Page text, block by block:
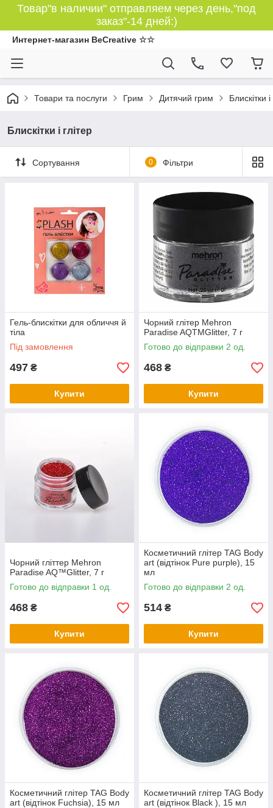
Товар"в наличии" отправляем через день,"под
заказ"-14 дней:)
Интернет-магазин BeCreative ☆☆
Товари та послуги Грим Дитячий грим Блискітки і
Блискітки і глітер
Сортування 0 Фільтри
Гель-блискітки для обличчя й
тіла
Під замовлення
497 ₴
Купити
Чорний глітер Mehron
Paradise AQTMGlitter, 7 г
Готово до відправки 2 од.
468 ₴
Купити
Чорний гліттер Mehron
Paradise AQ™Glitter, 7 г
Готово до відправки 1 од.
468 ₴
Купити
Косметичний глітер TAG Body
art (відтінок Pure purple), 15
мл
Готово до відправки 2 од.
514 ₴
Купити
Косметичний глітер TAG Body
art (відтінок Fuchsia), 15 мл
Косметичний глітер TAG Body
art (відтінок Black ), 15 мл